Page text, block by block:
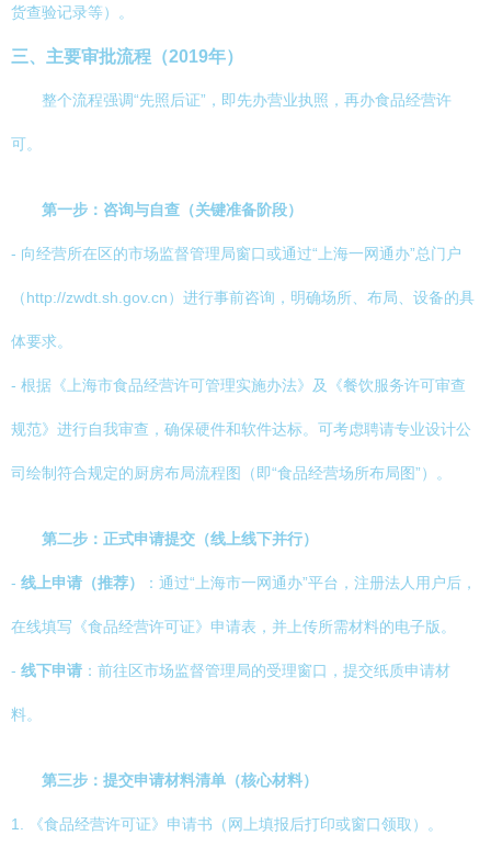
货查验记录等）。
三、主要审批流程（2019年）
整个流程强调“先照后证”，即先办营业执照，再办食品经营许
可。
第一步：咨询与自查（关键准备阶段）
- 向经营所在区的市场监督管理局窗口或通过“上海一网通办”总门户
（http://zwdt.sh.gov.cn）进行事前咨询，明确场所、布局、设备的具
体要求。
- 根据《上海市食品经营许可管理实施办法》及《餐饮服务许可审查
规范》进行自我审查，确保硬件和软件达标。可考虑聘请专业设计公
司绘制符合规定的厨房布局流程图（即“食品经营场所布局图”）。
第二步：正式申请提交（线上线下并行）
- 线上申请（推荐） ：通过“上海市一网通办”平台，注册法人用户后，
在线填写《食品经营许可证》申请表，并上传所需材料的电子版。
- 线下申请 ：前往区市场监督管理局的受理窗口，提交纸质申请材
料。
第三步：提交申请材料清单（核心材料）
1. 《食品经营许可证》申请书（网上填报后打印或窗口领取）。